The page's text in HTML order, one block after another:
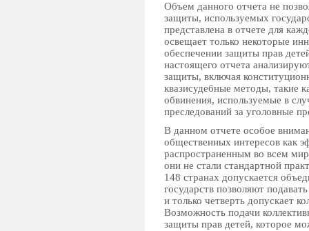
Объем данного отчета не
защиты, используемых
представлена в отчете для
освещает только некоторые
обеспечении защиты прав
настоящего отчета
защиты, включая
квазисудебные методы, такие
обвинения, используемыe в
преследований за уголовные
В данном отчете особое
общественных интересов как
распространенным во всем
они не стали стандартной
148 странах допускается
государств позволяют
и только четверть допускает
Возможность подачи
защиты прав детей, которое